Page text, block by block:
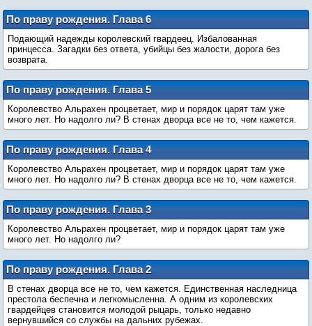
По праву рождения. Глава 6
Подающий надежды королевский гвардеец. Избалованная
принцесса. Загадки без ответа, убийцы без жалости, дорога без
возврата.
По праву рождения. Глава 5
Королевство Альрахен процветает, мир и порядок царят там уже
много лет. Но надолго ли? В стенах дворца все не то, чем кажется.
По праву рождения. Глава 4
Королевство Альрахен процветает, мир и порядок царят там уже
много лет. Но надолго ли? В стенах дворца все не то, чем кажется.
По праву рождения. Глава 3
Королевство Альрахен процветает, мир и порядок царят там уже
много лет. Но надолго ли?
По праву рождения. Глава 2
В стенах дворца все не то, чем кажется. Единственная наследница
престола беспечна и легкомысленна. А одним из королевских
гвардейцев становится молодой рыцарь, только недавно
вернувшийся со службы на дальних рубежах.